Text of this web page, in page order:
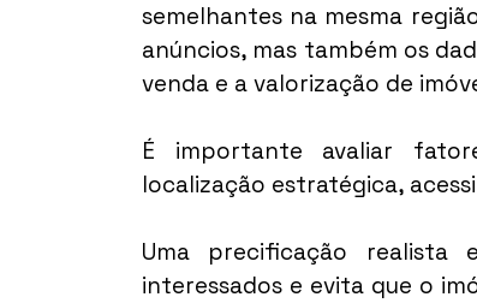
semelhantes na mesma
anúncios, mas também os
venda e a valorização de
É importante avaliar
localização estratégica,
Uma precificação
interessados e evita que o